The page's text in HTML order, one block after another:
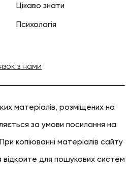
Цікаво знати
Психологія
з нами
матеріалів, розміщених на
за умови посилання на
копіюванні матеріалів сайту
для пошукових систем